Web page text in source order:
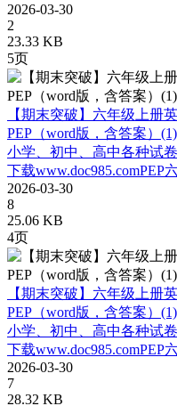
2026-03-30
2
23.33 KB
5页
【期末突破】六年级上册
PEP（word版，含答案）
小学、初中、高中各种试
下载www.doc985.comPEP
2026-03-30
8
25.06 KB
4页
【期末突破】六年级上册
PEP（word版，含答案）
小学、初中、高中各种试
下载www.doc985.comPEP
2026-03-30
7
28.32 KB